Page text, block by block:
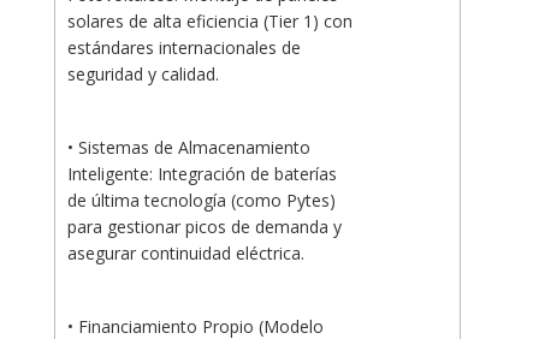
solares de alta eficiencia (Tier 1) con
estándares internacionales de
seguridad y calidad.
• Sistemas de Almacenamiento
Inteligente: Integración de baterías
de última tecnología (como Pytes)
para gestionar picos de demanda y
asegurar continuidad eléctrica.
• Financiamiento Propio (Modelo